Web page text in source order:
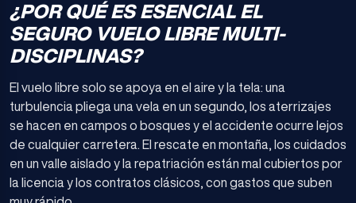
¿POR QUÉ ES ESENCIAL EL
SEGURO VUELO LIBRE MULTI-
DISCIPLINAS?
El vuelo libre solo se apoya en el aire y la tela: una
turbulencia pliega una vela en un segundo, los aterrizajes
se hacen en campos o bosques y el accidente ocurre lejos
de cualquier carretera. El rescate en montaña, los cuidados
en un valle aislado y la repatriación están mal cubiertos por
la licencia y los contratos clásicos, con gastos que suben